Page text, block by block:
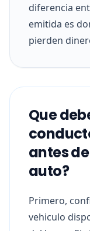
diferencia
emitida es
pierden
Que
antes
auto?
Primero,
vehiculo